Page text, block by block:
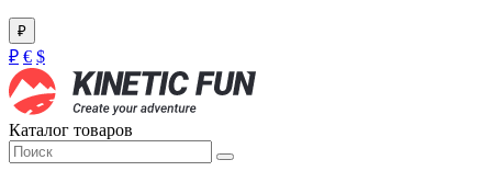
₽
₽ € $
Каталог товаров